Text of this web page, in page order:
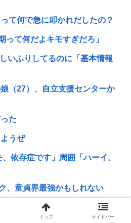
て何で急に叩かれだしたの？
って何だよキモすぎだろ」
いふりしてるのに「基本情報
（27）、自立支援センターか
た
うぜ
依存症です」周囲「ハーイ、
、童貞界最強かもしれない
なった事、一度も無い説
トップ サイドバー